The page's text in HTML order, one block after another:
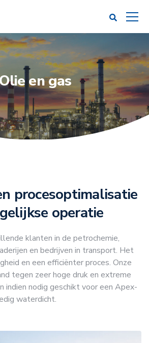
en gas
procesoptimalisatie
operatie
klanten in de petrochemie,
en bedrijven in transport. Het
en een efficiënter proces. Onze
tegen zeer hoge druk en extreme
indien nodig geschikt voor een Apex-
waterdicht.